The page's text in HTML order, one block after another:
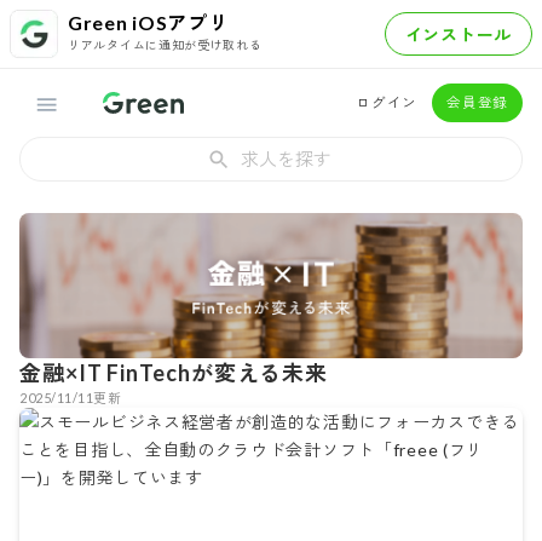
Green iOSアプリ
リアルタイムに通知が受け取れる インストール
ログイン 会員登録
求人を探す
金融×IT FinTechが変える未来
2025/11/11 更新